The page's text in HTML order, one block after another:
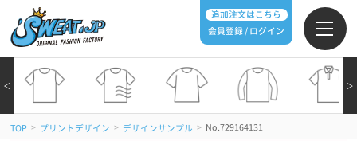
追加注文はこちら
会員登録 / ログイン
＞
＜
TOP > プリントデザイン > デザインサンプル > No.729164131